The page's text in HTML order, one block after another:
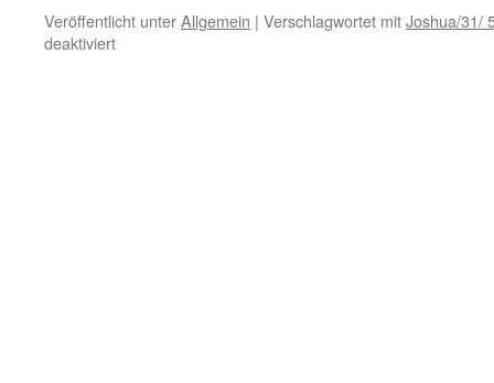
Veröffentlicht unterAllgemein | Verschlagwortet mitJoshua/31/
deaktiviertfür